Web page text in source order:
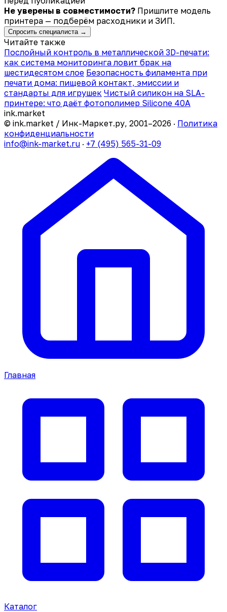
Не уверены в совместимости? Пришлите модель
принтера — подберём расходники и ЗИП.
Спросить специалиста →
Читайте также
Послойный контроль в металлической 3D-печати:
как система мониторинга ловит брак на
шестидесятом слое Безопасность филамента при
печати дома: пищевой контакт, эмиссии и
стандарты для игрушек Чистый силикон на SLA-
принтере: что даёт фотополимер Silicone 40A
ink.market
© ink.market / Инк-Маркет.ру, 2001–2026 · Политика
конфиденциальности
info@ink-market.ru · +7 (495) 565-31-09
Главная
Каталог